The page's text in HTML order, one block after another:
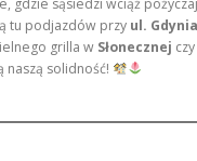
gdzie sąsiedzi wciąż
tu podjazdów przy ul. Gdynia
grilla w Słonecznej czy
naszą solidność!